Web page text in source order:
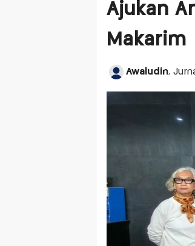
Ajukan
Makarim
Awaludin,